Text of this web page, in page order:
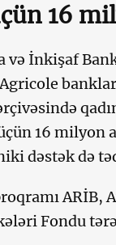
16
və İnkişaf
16 milyon
dəstək də
Fondu